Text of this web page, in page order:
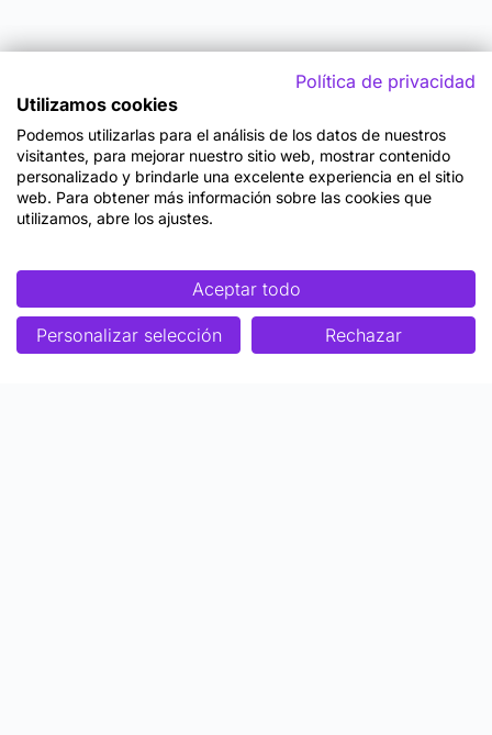
Política de privacidad
Utilizamos cookies
Podemos utilizarlas para el análisis de los datos de nuestros
visitantes, para mejorar nuestro sitio web, mostrar contenido
personalizado y brindarle una excelente experiencia en el sitio
web. Para obtener más información sobre las cookies que
utilizamos, abre los ajustes.
Aceptar todo
Personalizar selección Rechazar